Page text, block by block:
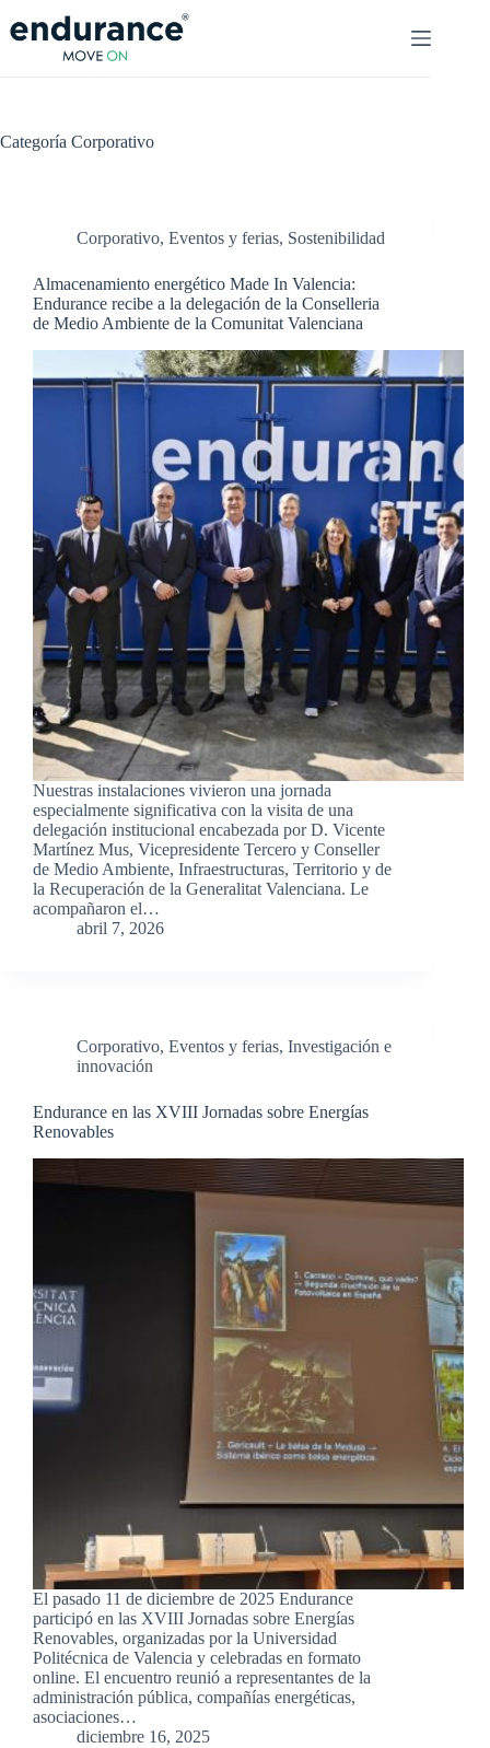
al
contenido
Categoría Corporativo
Corporativo, Eventos y ferias, Sostenibilidad
Almacenamiento energético Made In Valencia:
Endurance recibe a la delegación de la Conselleria
de Medio Ambiente de la Comunitat Valenciana
Nuestras instalaciones vivieron una jornada
especialmente significativa con la visita de una
delegación institucional encabezada por D. Vicente
Martínez Mus, Vicepresidente Tercero y Conseller
de Medio Ambiente, Infraestructuras, Territorio y de
la Recuperación de la Generalitat Valenciana. Le
acompañaron el…
abril 7, 2026
Corporativo, Eventos y ferias, Investigación e
innovación
Endurance en las XVIII Jornadas sobre Energías
Renovables
El pasado 11 de diciembre de 2025 Endurance
participó en las XVIII Jornadas sobre Energías
Renovables, organizadas por la Universidad
Politécnica de Valencia y celebradas en formato
online. El encuentro reunió a representantes de la
administración pública, compañías energéticas,
asociaciones…
diciembre 16, 2025